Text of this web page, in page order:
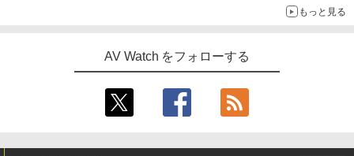
もっと見る
AV Watch をフォローする